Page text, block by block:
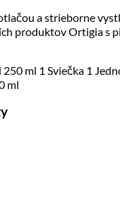
a strieborne
produktov Ortigia s
ml 1 Sviečka 1
ml